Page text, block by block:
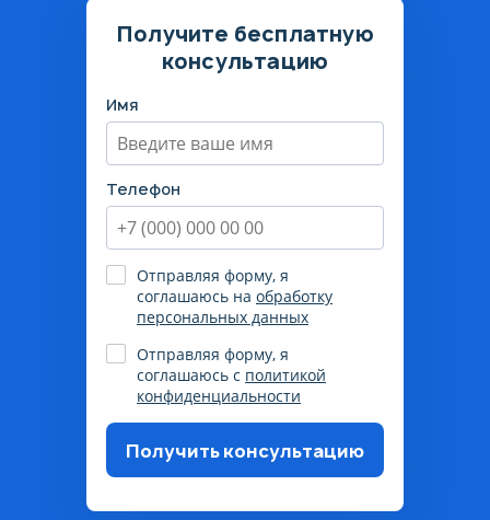
Получите бесплатную
консультацию
Имя
Телефон
Отправляя форму, я
соглашаюсь на обработку
персональных данных
Отправляя форму, я
соглашаюсь с политикой
конфиденциальности
Получить консультацию
заполните поля, согласитесь на